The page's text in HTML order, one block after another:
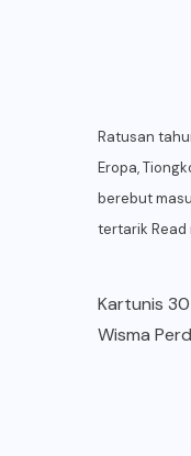
Ratusan
Eropa,
berebut
tertarik Read
Kartunis 30
Wisma